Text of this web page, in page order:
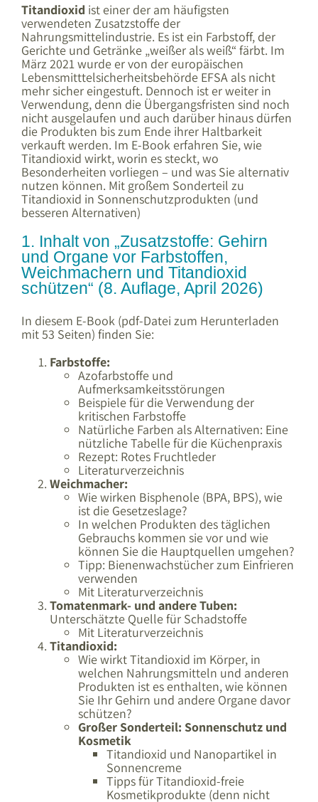
Titandioxid ist einer der am häufigsten
verwendeten Zusatzstoffe der
Nahrungsmittelindustrie. Es ist ein Farbstoff, der
Gerichte und Getränke „weißer als weiß“ färbt. Im
März 2021 wurde er von der europäischen
Lebensmitttelsicherheitsbehörde EFSA als nicht
mehr sicher eingestuft. Dennoch ist er weiter in
Verwendung, denn die Übergangsfristen sind noch
nicht ausgelaufen und auch darüber hinaus dürfen
die Produkten bis zum Ende ihrer Haltbarkeit
verkauft werden. Im E-Book erfahren Sie, wie
Titandioxid wirkt, worin es steckt, wo
Besonderheiten vorliegen – und was Sie alternativ
nutzen können. Mit großem Sonderteil zu
Titandioxid in Sonnenschutzprodukten (und
besseren Alternativen)
1. Inhalt von „Zusatzstoffe: Gehirn
und Organe vor Farbstoffen,
Weichmachern und Titandioxid
schützen“ (8. Auflage, April 2026)
In diesem E-Book (pdf-Datei zum Herunterladen
mit 53 Seiten) finden Sie:
Farbstoffe:
Azofarbstoffe und
Aufmerksamkeitsstörungen
Beispiele für die Verwendung der
kritischen Farbstoffe
Natürliche Farben als Alternativen: Eine
nützliche Tabelle für die Küchenpraxis
Rezept: Rotes Fruchtleder
Literaturverzeichnis
Weichmacher:
Wie wirken Bisphenole (BPA, BPS), wie
ist die Gesetzeslage?
In welchen Produkten des täglichen
Gebrauchs kommen sie vor und wie
können Sie die Hauptquellen umgehen?
Tipp: Bienenwachstücher zum Einfrieren
verwenden
Mit Literaturverzeichnis
Tomatenmark- und andere Tuben:
Unterschätzte Quelle für Schadstoffe
Mit Literaturverzeichnis
Titandioxid:
Wie wirkt Titandioxid im Körper, in
welchen Nahrungsmitteln und anderen
Produkten ist es enthalten, wie können
Sie Ihr Gehirn und andere Organe davor
schützen?
Großer Sonderteil: Sonnenschutz und
Kosmetik
Titandioxid und Nanopartikel in
Sonnencreme
Tipps für Titandioxid-freie
Kosmetikprodukte (denn nicht